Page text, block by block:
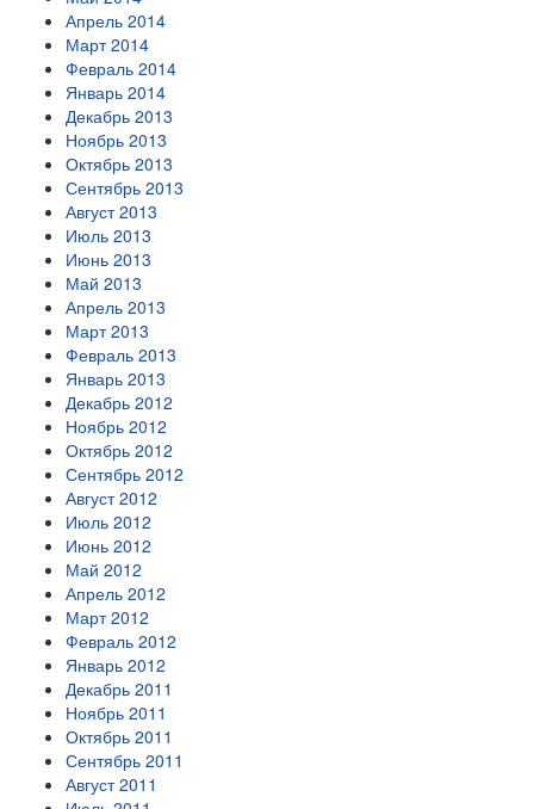
Апрель 2014
Март 2014
Февраль 2014
Январь 2014
Декабрь 2013
Ноябрь 2013
Октябрь 2013
Сентябрь 2013
Август 2013
Июль 2013
Июнь 2013
Май 2013
Апрель 2013
Март 2013
Февраль 2013
Январь 2013
Декабрь 2012
Ноябрь 2012
Октябрь 2012
Сентябрь 2012
Август 2012
Июль 2012
Июнь 2012
Май 2012
Апрель 2012
Март 2012
Февраль 2012
Январь 2012
Декабрь 2011
Ноябрь 2011
Октябрь 2011
Сентябрь 2011
Август 2011